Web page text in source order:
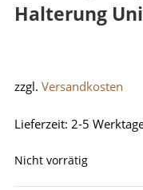
Halterung
zzgl. Versandkosten
Lieferzeit: 2-5
Nicht vorrätig